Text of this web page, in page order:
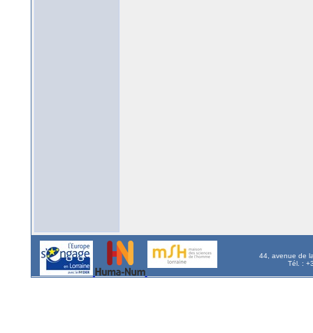
44, avenue de
Tél. :